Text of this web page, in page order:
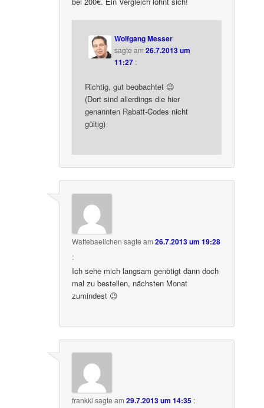
Wolfgang Messer
sagte am26.7.2013 um
11:27 :
Richtig, gut beobachtet 😉
(Dort sind allerdings die hier
genannten Rabatt-Codes nicht
gültig)
Wattebaellchen sagte am26.7.2013 um 19:28
:
Ich sehe mich langsam genötigt dann doch
mal zu bestellen, nächsten Monat
zumindest 😉
frankkl sagte am29.7.2013 um 14:35 :